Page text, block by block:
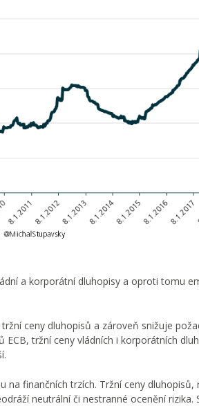
a korporátní dluhopisy a oproti tomu
ceny dluhopisů a zároveň snižuje
tržní ceny vládních i korporátních
finančních trzích. Tržní ceny dluhopisů,
neutrální či nestranné ocenění rizika.